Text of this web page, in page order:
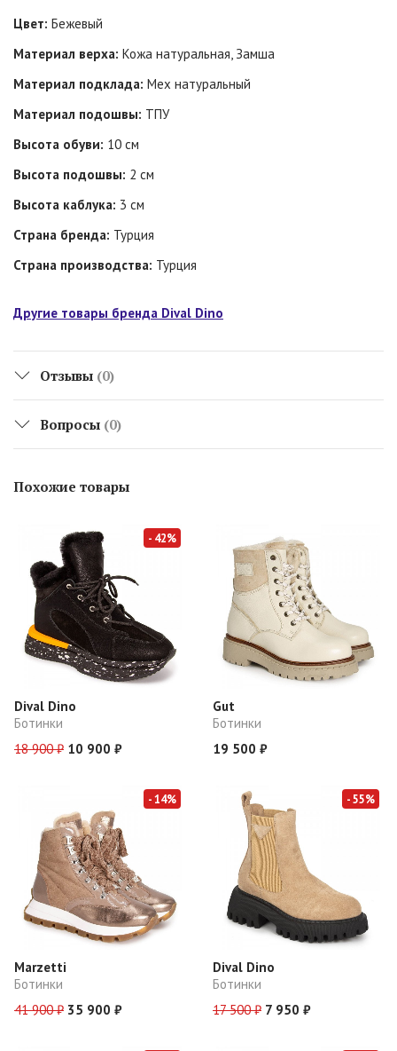
Цвет: Бежевый
Материал верха: Кожа натуральная, Замша
Материал подклада: Мех натуральный
Материал подошвы: ТПУ
Высота обуви: 10 см
Высота подошвы: 2 см
Высота каблука: 3 см
Страна бренда: Турция
Страна производства: Турция
Другие товары бренда Dival Dino
Отзывы (0)
Вопросы (0)
Похожие товары
- 42%
Dival Dino
Ботинки
18 900 ₽ 10 900 ₽
Gut
Ботинки
19 500 ₽
- 14%
Marzetti
Ботинки
41 900 ₽ 35 900 ₽
- 55%
Dival Dino
Ботинки
17 500 ₽ 7 950 ₽